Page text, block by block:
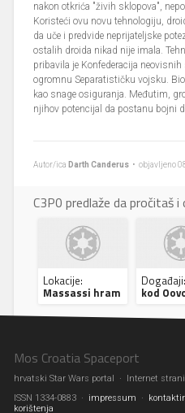
nakon otkrića "živih sklopova",
Koristeći ovu novu tehnologiju,
da uče i predvide neprijateljske
ostalih droida nikad nije imala.
pribavila je Konfederacija
ogromnu Separatističku vojsku.
kao snage osiguranja. Međutim,
njihov potencijal da postanu bojni
Autor/ica Darth Canderus • objavljeno
C3P0 predlaže da pročitaš i
Lokacije:
Massassi hram
Događaji:
kod
Mos Croatia Spaceport
hrvatski Star Wars portal · Internet
ISSN 1334-0883 ·
impressum ·
korištenja